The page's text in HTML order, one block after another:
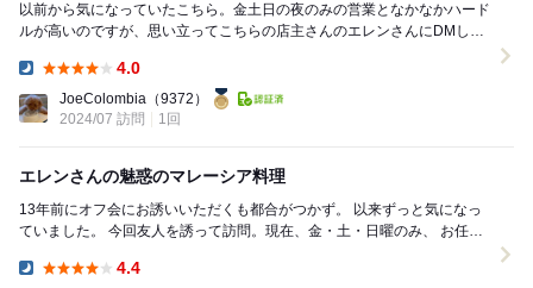
以前から気になっていたこちら。金土日の夜のみの営業となかなかハード
ルが高いのですが、思い立ってこちらの店主さんのエレンさんにDMして
4.0
JoeColombia （9372）
2024/07 訪問
1回
エレンさんの魅惑のマレーシア料理
13年前にオフ会にお誘いいただくも都合がつかず。 以来ずっと気になっ
ていました。 今回友人を誘って訪問。現在、金・土・日曜のみ、 お任せ
4.4